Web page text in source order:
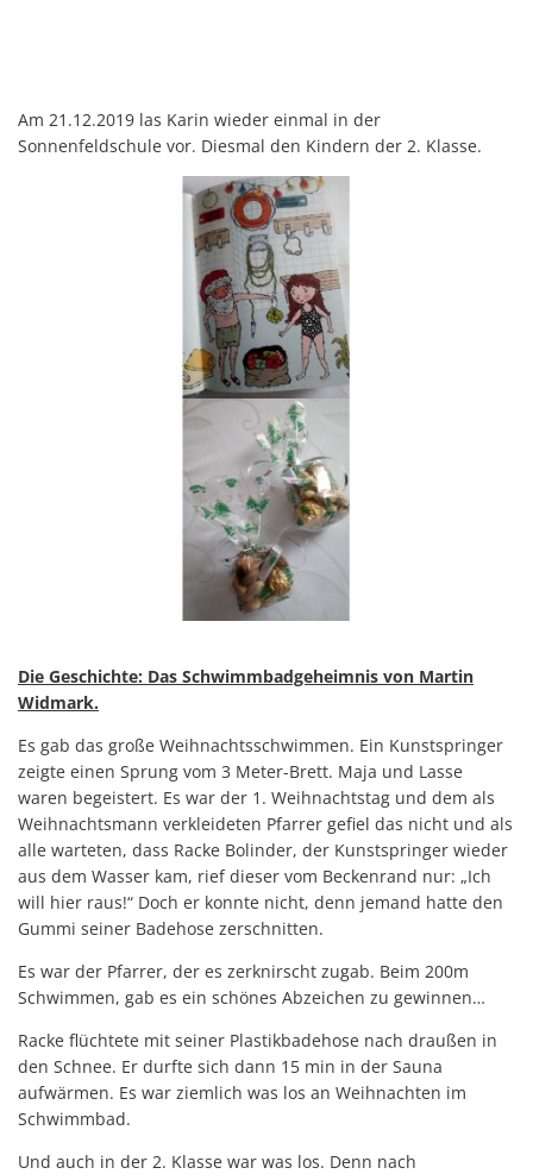
Am 21.12.2019 las Karin wieder einmal in der
Sonnenfeldschule vor. Diesmal den Kindern der 2. Klasse.
Die Geschichte: Das Schwimmbadgeheimnis von Martin
Widmark.
Es gab das große Weihnachtsschwimmen. Ein Kunstspringer
zeigte einen Sprung vom 3 Meter-Brett. Maja und Lasse
waren begeistert. Es war der 1. Weihnachtstag und dem als
Weihnachtsmann verkleideten Pfarrer gefiel das nicht und als
alle warteten, dass Racke Bolinder, der Kunstspringer wieder
aus dem Wasser kam, rief dieser vom Beckenrand nur: „Ich
will hier raus!“ Doch er konnte nicht, denn jemand hatte den
Gummi seiner Badehose zerschnitten.
Es war der Pfarrer, der es zerknirscht zugab. Beim 200m
Schwimmen, gab es ein schönes Abzeichen zu gewinnen…
Racke flüchtete mit seiner Plastikbadehose nach draußen in
den Schnee. Er durfte sich dann 15 min in der Sauna
aufwärmen. Es war ziemlich was los an Weihnachten im
Schwimmbad.
Und auch in der 2. Klasse war was los. Denn nach